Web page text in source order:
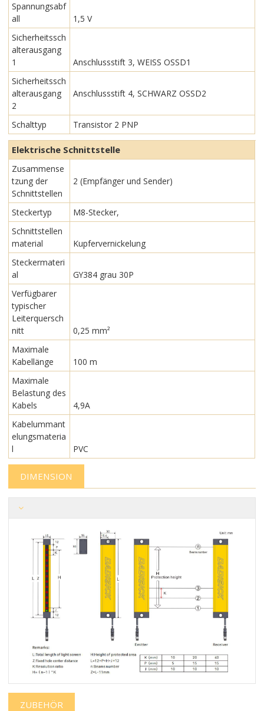
Spannungsabf
all
1,5 V
Sicherheitssch
alterausgang
1
Anschlussstift 3, WEISS OSSD1
Sicherheitssch
alterausgang
2
Anschlussstift 4, SCHWARZ OSSD2
Schalttyp Transistor 2 PNP
Elektrische Schnittstelle
Zusammense
tzung der
Schnittstellen
2 (Empfänger und Sender)
Steckertyp
M8-Stecker,
Schnittstellen
material
Kupfervernickelung
Steckermateri
al
GY384 grau 30P
Verfügbarer
typischer
Leiterquersch
nitt
0,25 mm²
Maximale
Kabellänge
100 m
Maximale
Belastung des
Kabels
4,9A
Kabelummant
elungsmateria
l
PVC
DIMENSION
ZUBEHÖR